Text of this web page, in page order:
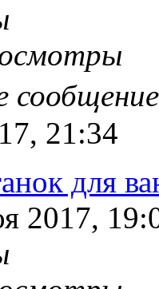
21:34
для
2017,